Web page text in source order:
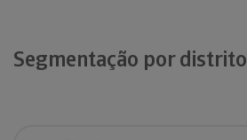
Segmentação por distrito